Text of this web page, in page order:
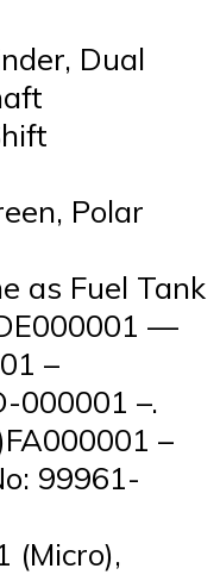
Dual
Polar
as Fuel Tank
—
–
000001 –.
–
99961-
(Micro),